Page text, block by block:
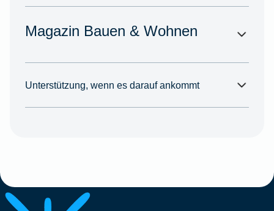
Magazin Bauen & Wohnen
Unterstützung, wenn es darauf ankommt